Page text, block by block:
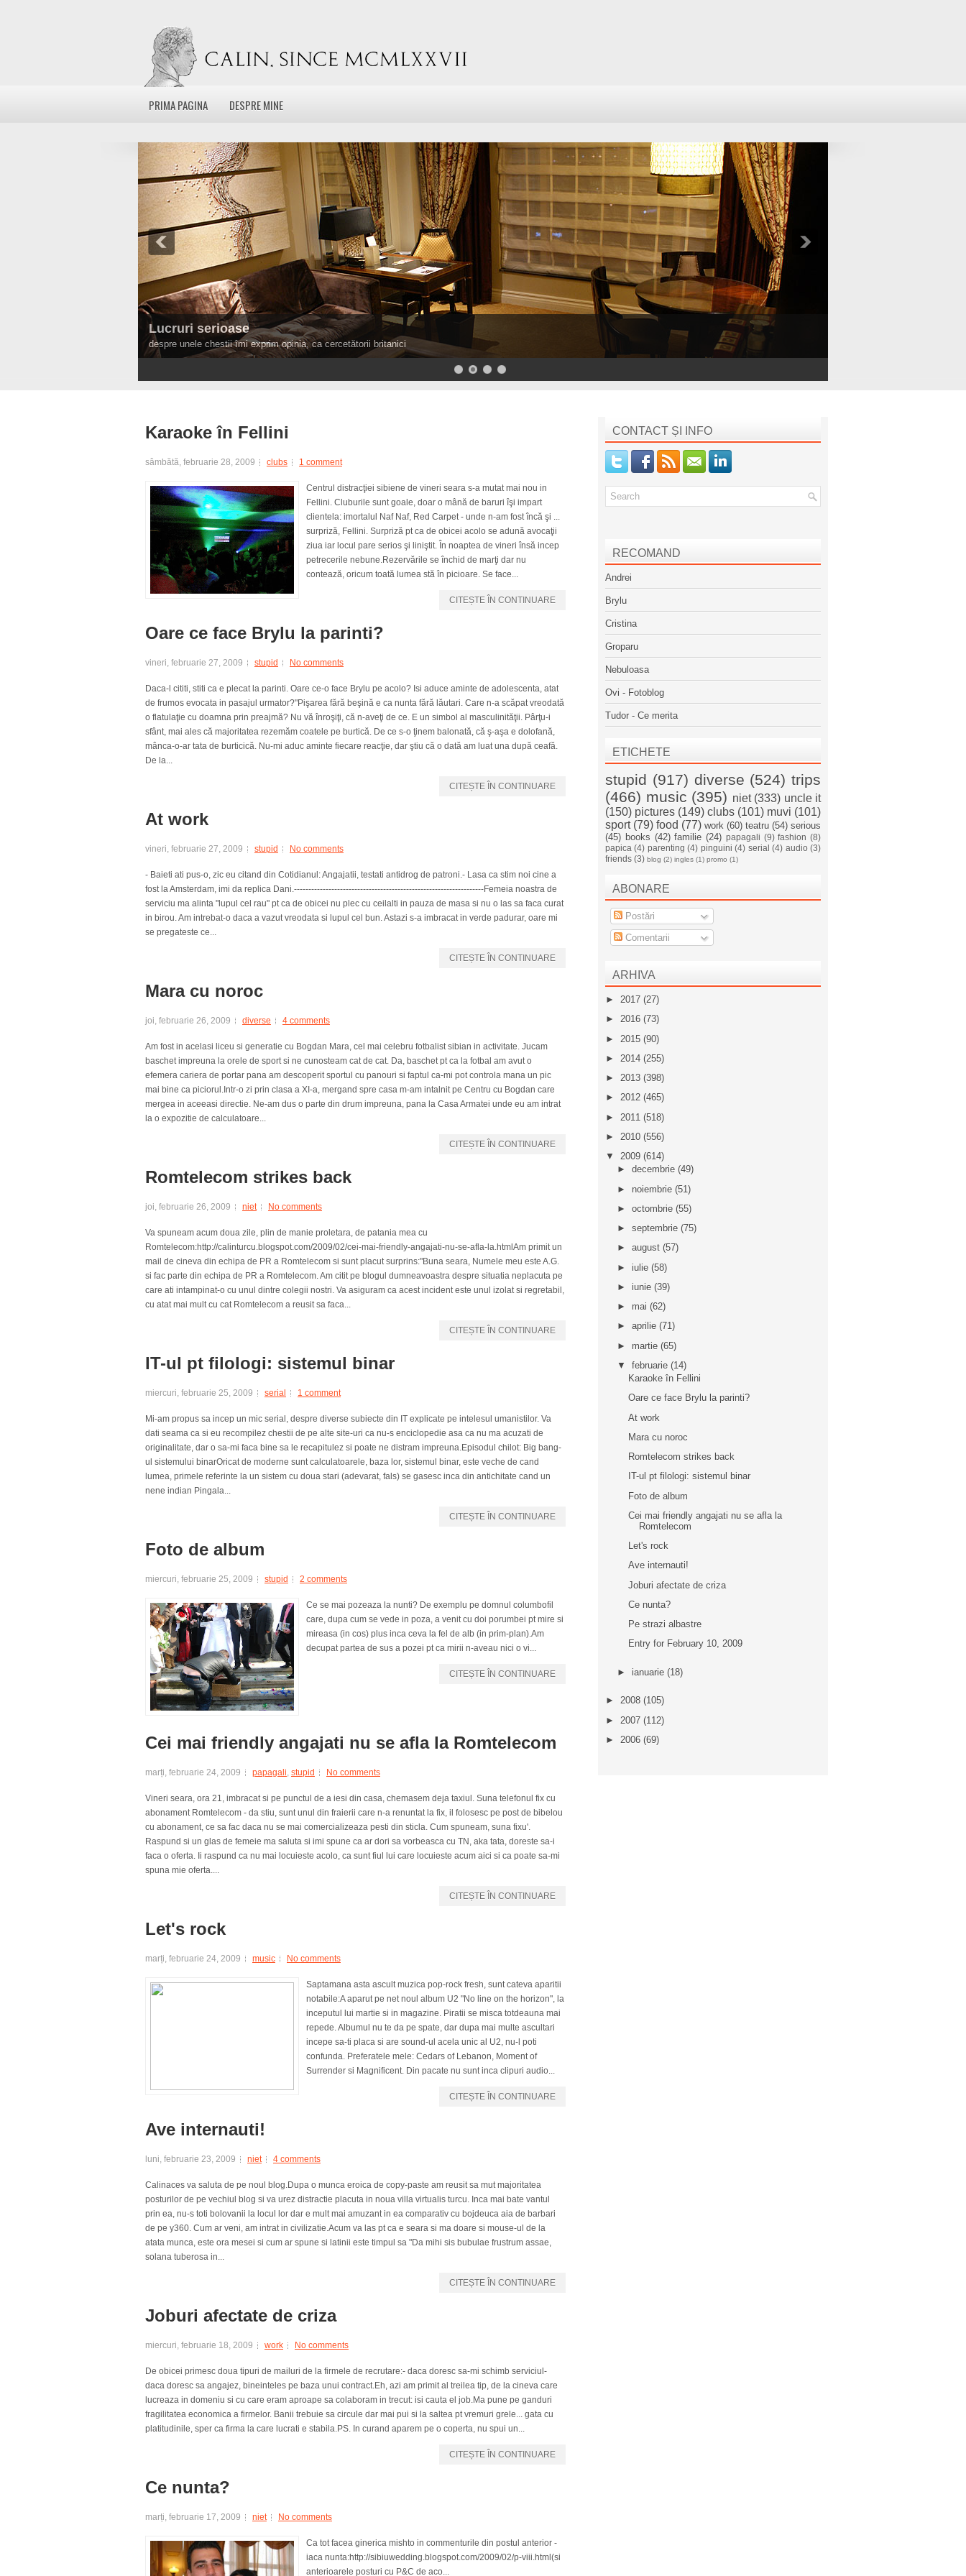
PRIMA PAGINA DESPRE MINE
Lucruri serioase
despre unele chestii îmi exprim opinia, ca cercetătorii britanici
Karaoke în Fellini
sâmbătă, februarie 28, 2009 clubs 1 comment
Centrul distracţiei sibiene de vineri seara s-a mutat mai nou in
Fellini. Cluburile sunt goale, doar o mână de baruri îşi impart
clientela: imortalul Naf Naf, Red Carpet - unde n-am fost încă şi ...
surpriză, Fellini. Surpriză pt ca de obicei acolo se adună avocaţii
ziua iar locul pare serios şi liniştit. În noaptea de vineri însă incep
petrecerile nebune.Rezervările se închid de marţi dar nu
contează, oricum toată lumea stă în picioare. Se face...
CITEȘTE ÎN CONTINUARE
Oare ce face Brylu la parinti?
vineri, februarie 27, 2009 stupid No comments
Daca-l cititi, stiti ca e plecat la parinti. Oare ce-o face Brylu pe acolo? Isi aduce aminte de adolescenta, atat
de frumos evocata in pasajul urmator?"Pişarea fără beşină e ca nunta fără lăutari. Care n-a scăpat vreodată
o flatulaţie cu doamna prin preajmă? Nu vă înroşiţi, că n-aveţi de ce. E un simbol al masculinităţii. Pârţu-i
sfânt, mai ales că majoritatea rezemăm coatele pe burtică. De ce s-o ţinem balonată, că ş-aşa e dolofană,
mânca-o-ar tata de burticică. Nu-mi aduc aminte fiecare reacţie, dar ştiu că o dată am luat una după ceafă.
De la...
CITEȘTE ÎN CONTINUARE
At work
vineri, februarie 27, 2009 stupid No comments
- Baieti ati pus-o, zic eu citand din Cotidianul: Angajatii, testati antidrog de patroni.- Lasa ca stim noi cine a
fost la Amsterdam, imi da replica Dani.------------------------------------------------------------------Femeia noastra de
serviciu ma alinta "lupul cel rau" pt ca de obicei nu plec cu ceilalti in pauza de masa si nu o las sa faca curat
in birou. Am intrebat-o daca a vazut vreodata si lupul cel bun. Astazi s-a imbracat in verde padurar, oare mi
se pregateste ce...
CITEȘTE ÎN CONTINUARE
Mara cu noroc
joi, februarie 26, 2009 diverse 4 comments
Am fost in acelasi liceu si generatie cu Bogdan Mara, cel mai celebru fotbalist sibian in activitate. Jucam
baschet impreuna la orele de sport si ne cunosteam cat de cat. Da, baschet pt ca la fotbal am avut o
efemera cariera de portar pana am descoperit sportul cu panouri si faptul ca-mi pot controla mana un pic
mai bine ca piciorul.Intr-o zi prin clasa a XI-a, mergand spre casa m-am intalnit pe Centru cu Bogdan care
mergea in aceeasi directie. Ne-am dus o parte din drum impreuna, pana la Casa Armatei unde eu am intrat
la o expozitie de calculatoare...
CITEȘTE ÎN CONTINUARE
Romtelecom strikes back
joi, februarie 26, 2009 niet No comments
Va spuneam acum doua zile, plin de manie proletara, de patania mea cu
Romtelecom:http://calinturcu.blogspot.com/2009/02/cei-mai-friendly-angajati-nu-se-afla-la.htmlAm primit un
mail de cineva din echipa de PR a Romtelecom si sunt placut surprins:"Buna seara, Numele meu este A.G.
si fac parte din echipa de PR a Romtelecom. Am citit pe blogul dumneavoastra despre situatia neplacuta pe
care ati intampinat-o cu unul dintre colegii nostri. Va asiguram ca acest incident este unul izolat si regretabil,
cu atat mai mult cu cat Romtelecom a reusit sa faca...
CITEȘTE ÎN CONTINUARE
IT-ul pt filologi: sistemul binar
miercuri, februarie 25, 2009 serial 1 comment
Mi-am propus sa incep un mic serial, despre diverse subiecte din IT explicate pe intelesul umanistilor. Va
dati seama ca si eu recompilez chestii de pe alte site-uri ca nu-s enciclopedie asa ca nu ma acuzati de
originalitate, dar o sa-mi faca bine sa le recapitulez si poate ne distram impreuna.Episodul chilot: Big bang-
ul sistemului binarOricat de moderne sunt calculatoarele, baza lor, sistemul binar, este veche de cand
lumea, primele referinte la un sistem cu doua stari (adevarat, fals) se gasesc inca din antichitate cand un
nene indian Pingala...
CITEȘTE ÎN CONTINUARE
Foto de album
miercuri, februarie 25, 2009 stupid 2 comments
Ce se mai pozeaza la nunti? De exemplu pe domnul columbofil
care, dupa cum se vede in poza, a venit cu doi porumbei pt mire si
mireasa (in cos) plus inca ceva la fel de alb (in prim-plan).Am
decupat partea de sus a pozei pt ca mirii n-aveau nici o vi...
CITEȘTE ÎN CONTINUARE
Cei mai friendly angajati nu se afla la Romtelecom
marți, februarie 24, 2009 papagali, stupid No comments
Vineri seara, ora 21, imbracat si pe punctul de a iesi din casa, chemasem deja taxiul. Suna telefonul fix cu
abonament Romtelecom - da stiu, sunt unul din fraierii care n-a renuntat la fix, il folosesc pe post de bibelou
cu abonament, ce sa fac daca nu se mai comercializeaza pesti din sticla. Cum spuneam, suna fixu'.
Raspund si un glas de femeie ma saluta si imi spune ca ar dori sa vorbeasca cu TN, aka tata, doreste sa-i
faca o oferta. Ii raspund ca nu mai locuieste acolo, ca sunt fiul lui care locuieste acum aici si ca poate sa-mi
spuna mie oferta....
CITEȘTE ÎN CONTINUARE
Let's rock
marți, februarie 24, 2009 music No comments
Saptamana asta ascult muzica pop-rock fresh, sunt cateva aparitii
notabile:A aparut pe net noul album U2 "No line on the horizon", la
inceputul lui martie si in magazine. Piratii se misca totdeauna mai
repede. Albumul nu te da pe spate, dar dupa mai multe ascultari
incepe sa-ti placa si are sound-ul acela unic al U2, nu-l poti
confunda. Preferatele mele: Cedars of Lebanon, Moment of
Surrender si Magnificent. Din pacate nu sunt inca clipuri audio...
CITEȘTE ÎN CONTINUARE
Ave internauti!
luni, februarie 23, 2009 niet 4 comments
Calinaces va saluta de pe noul blog.Dupa o munca eroica de copy-paste am reusit sa mut majoritatea
posturilor de pe vechiul blog si va urez distractie placuta in noua villa virtualis turcu. Inca mai bate vantul
prin ea, nu-s toti bolovanii la locul lor dar e mult mai amuzant in ea comparativ cu bojdeuca aia de barbari
de pe y360. Cum ar veni, am intrat in civilizatie.Acum va las pt ca e seara si ma doare si mouse-ul de la
atata munca, este ora mesei si cum ar spune si latinii este timpul sa "Da mihi sis bubulae frustrum assae,
solana tuberosa in...
CITEȘTE ÎN CONTINUARE
Joburi afectate de criza
miercuri, februarie 18, 2009 work No comments
De obicei primesc doua tipuri de mailuri de la firmele de recrutare:- daca doresc sa-mi schimb serviciul-
daca doresc sa angajez, bineinteles pe baza unui contract.Eh, azi am primit al treilea tip, de la cineva care
lucreaza in domeniu si cu care eram aproape sa colaboram in trecut: isi cauta el job.Ma pune pe ganduri
fragilitatea economica a firmelor. Banii trebuie sa circule dar mai pui si la saltea pt vremuri grele... gata cu
platitudinile, sper ca firma la care lucrati e stabila.PS. In curand aparem pe o coperta, nu spui un...
CITEȘTE ÎN CONTINUARE
Ce nunta?
marți, februarie 17, 2009 niet No comments
Ca tot facea ginerica mishto in commenturile din postul anterior -
iaca nunta:http://sibiuwedding.blogspot.com/2009/02/p-viii.html(si
anterioarele posturi cu P&C de aco...
CONTACT ȘI INFO
RECOMAND
Andrei
Brylu
Cristina
Groparu
Nebuloasa
Ovi - Fotoblog
Tudor - Ce merita
ETICHETE
stupid (917) diverse (524) trips
(466) music (395) niet (333) uncle it
(150) pictures (149) clubs (101) muvi (101)
sport (79) food (77) work (60) teatru (54) serious
(45) books (42) familie (24) papagali (9) fashion (8)
papica (4) parenting (4) pinguini (4) serial (4) audio (3)
friends (3) blog (2) ingles (1) promo (1)
ABONARE
Postări
Comentarii
ARHIVA
► 2017 (27)
► 2016 (73)
► 2015 (90)
► 2014 (255)
► 2013 (398)
► 2012 (465)
► 2011 (518)
► 2010 (556)
▼ 2009 (614)
► decembrie (49)
► noiembrie (51)
► octombrie (55)
► septembrie (75)
► august (57)
► iulie (58)
► iunie (39)
► mai (62)
► aprilie (71)
► martie (65)
▼ februarie (14)
Karaoke în Fellini
Oare ce face Brylu la parinti?
At work
Mara cu noroc
Romtelecom strikes back
IT-ul pt filologi: sistemul binar
Foto de album
Cei mai friendly angajati nu se afla la
Romtelecom
Let's rock
Ave internauti!
Joburi afectate de criza
Ce nunta?
Pe strazi albastre
Entry for February 10, 2009
► ianuarie (18)
► 2008 (105)
► 2007 (112)
► 2006 (69)